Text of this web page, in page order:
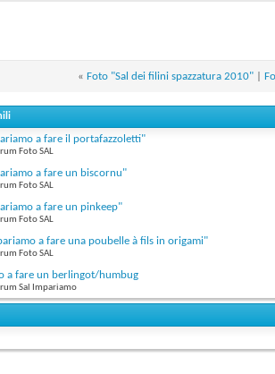
« Foto "Sal dei filini spazzatura 2010"
a fare il portafazzoletti"
Foto SAL
a fare un biscornu"
Foto SAL
a fare un pinkeep"
Foto SAL
a fare una poubelle à fils in origami"
Foto SAL
a fare un berlingot/humbug
Sal Impariamo